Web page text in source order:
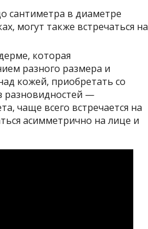
сантиметра в диаметре
могут также встречаться на
которая
разного размера и
кожей, приобретать со
разновидностей —
чаще всего встречается на
асимметрично на лице и